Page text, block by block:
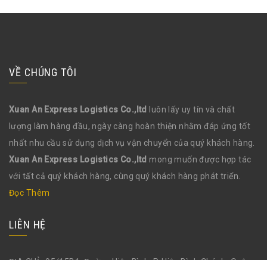
VỀ CHÚNG TÔI
Xuan An Express Logistics Co.,ltd luôn lấy uy tín và chất
lượng làm hàng đầu, ngày càng hoàn thiện nhằm đáp ứng tốt
nhất nhu cầu sử dụng dịch vụ vận chuyển của quý khách hàng.
Xuan An Express Logistics Co.,ltd mong muốn được hợp tác
với tất cả quý khách hàng, cùng quý khách hàng phát triển.
Đọc Thêm
LIÊN HỆ